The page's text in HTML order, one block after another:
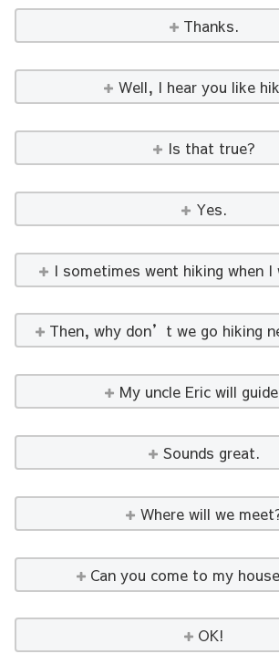
Thanks.
Well, I hear you like
Is that true?
Yes.
I sometimes went hiking when I
Then, why don’t we go hiking
My uncle Eric will
Sounds great.
Where will we
Can you come to my
OK!